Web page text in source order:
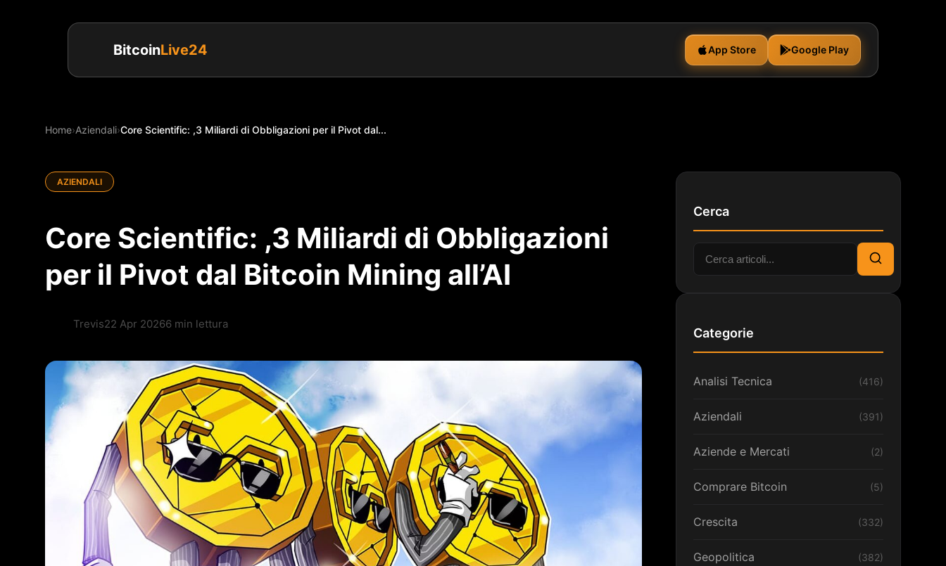
BitcoinLive24 App Store Google Play
Home›Aziendali›Core Scientific: ,3 Miliardi di Obbligazioni per il Pivot dal...
AZIENDALI
Core Scientific: ,3 Miliardi di Obbligazioni
per il Pivot dal Bitcoin Mining all’AI
Trevis22 Apr 20266 min lettura
Cerca
Cerca:
Cerca
Categorie
Analisi Tecnica (416)
Aziendali (391)
Aziende e Mercati (2)
Comprare Bitcoin (5)
Crescita (332)
Geopolitica (382)